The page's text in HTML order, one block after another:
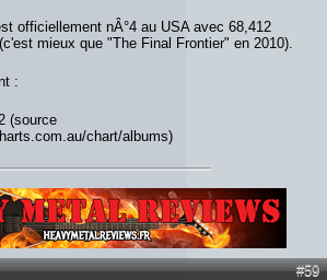
officiellement nÂ°4 au USA avec 68,412
mieux que "The Final Frontier" en 2010).
:
(source
chart/albums)
#59